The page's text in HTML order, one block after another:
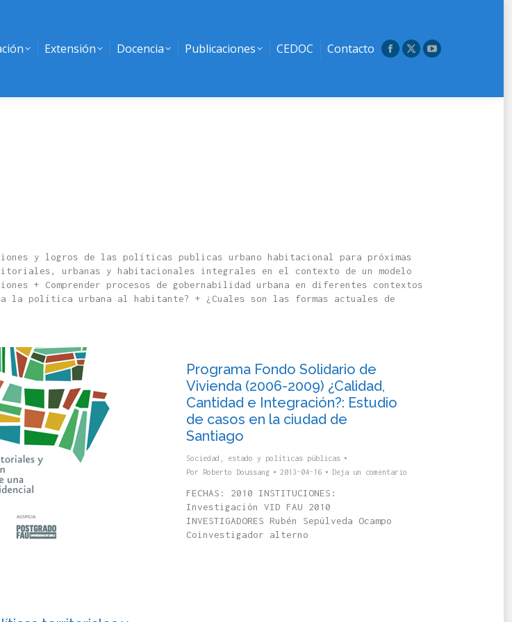
Extensión Docencia Publicaciones CEDOC Contacto
Facebook
X
YouTube
y logros de las políticas publicas urbano habitacional para próximas
urbanas y habitacionales integrales en el contexto de un modelo
+ Comprender procesos de gobernabilidad urbana en diferentes contextos
la política urbana al habitante? + ¿Cuales son las formas actuales de
Programa Fondo Solidario de
Vivienda (2006-2009) ¿Calidad,
Cantidad e Integración?: Estudio
de casos en la ciudad de
Santiago
Sociedad, estado y políticas públicas
Por Roberto Doussang 2013-04-16 Deja un comentario
FECHAS: 2010 INSTITUCIONES:
Investigación VID FAU 2010
INVESTIGADORES Rubén Sepúlveda Ocampo
Coinvestigador alterno